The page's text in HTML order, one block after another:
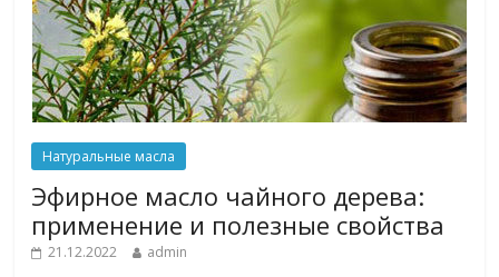
Натуральные масла
Эфирное масло чайного дерева:
применение и полезные свойства
21.12.2022 admin